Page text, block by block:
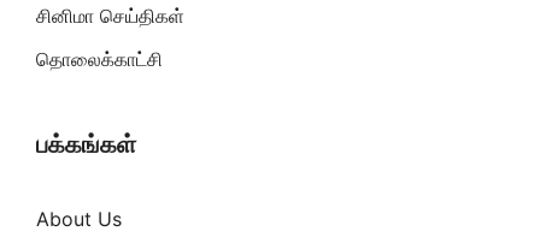
சினிமா செய்திகள்
தொலைக்காட்சி
பக்கங்கள்
About Us